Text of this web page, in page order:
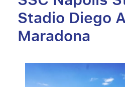
Stadio Diego
Maradona